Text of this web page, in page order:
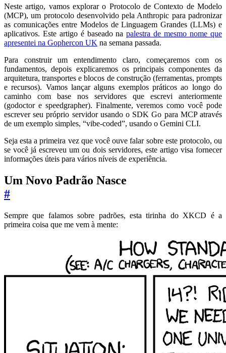
Neste artigo, vamos explorar o Protocolo de Contexto de Modelo
(MCP), um protocolo desenvolvido pela Anthropic para padronizar
as comunicações entre Modelos de Linguagem Grandes (LLMs) e
aplicativos. Este artigo é baseado napalestra de mesmo nome que
apresentei na Gophercon UK na semana passada.
Para construir um entendimento claro, começaremos com os
fundamentos, depois explicaremos os principais componentes da
arquitetura, transportes e blocos de construção (ferramentas, prompts
e recursos). Vamos lançar alguns exemplos práticos ao longo do
caminho com base nos servidores que escrevi anteriormente
(godoctor e speedgrapher). Finalmente, veremos como você pode
escrever seu próprio servidor usando o SDK Go para MCP através
de um exemplo simples, “vibe-coded”, usando o Gemini CLI.
Seja esta a primeira vez que você ouve falar sobre este protocolo, ou
se você já escreveu um ou dois servidores, este artigo visa fornecer
informações úteis para vários níveis de experiência.
Um Novo Padrão Nasce
#
Sempre que falamos sobre padrões, esta tirinha do XKCD é a
primeira coisa que me vem à mente: